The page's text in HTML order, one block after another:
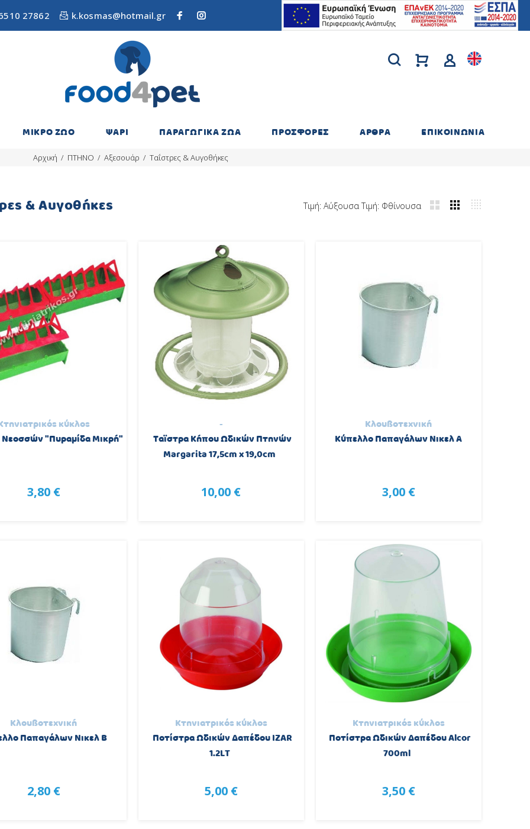
27862 k.kosmas@hotmail.gr
ΜΙΚΡΟ ΖΩΟ ΨΑΡΙ ΠΑΡΑΓΩΓΙΚΑ ΖΩΑ ΠΡΟΣΦΟΡΕΣ ΑΡΘΡΑ ΕΠΙΚΟΙΝΩΝΙΑ
Αρχική ΠΤΗΝΟ Αξεσουάρ Ταΐστρες & Αυγοθήκες
& Αυγοθήκες Τιμή: Αύξουσα Τιμή: Φθίνουσα
κύκλος
Νεοσσών "Πυραμίδα Μικρή"
3,80 €
-
Ταϊστρα Κήπου Ωδικών Πτηνών
Margarita 17,5cm x 19,0cm
10,00 €
Κλουβοτεχνική
Κύπελλο Παπαγάλων Νικελ Α
3,00 €
Κλουβοτεχνική
Παπαγάλων Νικελ Β
2,80 €
Κτηνιατρικός κύκλος
Ποτίστρα Ωδικών Δαπέδου IZAR
1.2LT
5,00 €
Κτηνιατρικός κύκλος
Ποτίστρα Ωδικών Δαπέδου Alcor
700ml
3,50 €